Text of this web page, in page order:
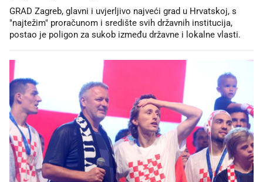
GRAD Zagreb, glavni i uvjerljivo najveći grad u Hrvatskoj, s
"najtežim" proračunom i središte svih državnih institucija,
postao je poligon za sukob između državne i lokalne vlasti.